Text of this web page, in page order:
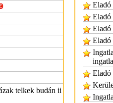
telkek budán ii
Eladó
Eladó
Eladó
Eladó
Eladó